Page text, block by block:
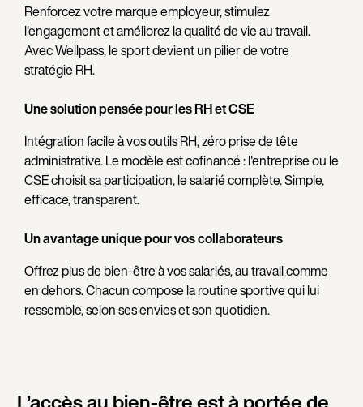
Renforcez votre marque employeur, stimulez
l'engagement et améliorez la qualité de vie au travail.
Avec Wellpass, le sport devient un pilier de votre
stratégie RH.
Une solution pensée pour les RH et CSE
Intégration facile à vos outils RH, zéro prise de tête
administrative. Le modèle est cofinancé : l'entreprise ou le
CSE choisit sa participation, le salarié complète. Simple,
efficace, transparent.
Un avantage unique pour vos collaborateurs
Offrez plus de bien-être à vos salariés, au travail comme
en dehors. Chacun compose la routine sportive qui lui
ressemble, selon ses envies et son quotidien.